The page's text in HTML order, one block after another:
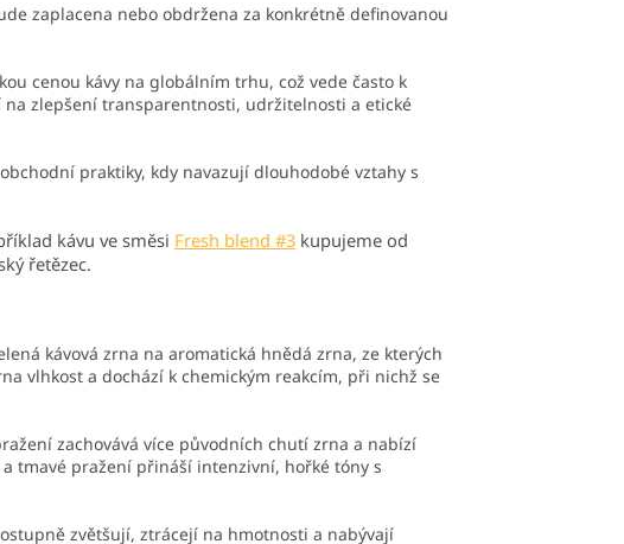
zaplacena nebo obdržena za konkrétně definovanou
cenou kávy na globálním trhu, což vede často k
zlepšení transparentnosti, udržitelnosti a etické
praktiky, kdy navazují dlouhodobé vztahy s
kávu ve směsi Fresh blend #3 kupujeme od
řetězec.
kávová zrna na aromatická hnědá zrna, ze kterých
vlhkost a dochází k chemickým reakcím, při nichž se
zachovává více původních chutí zrna a nabízí
tmavé pražení přináší intenzivní, hořké tóny s
zvětšují, ztrácejí na hmotnosti a nabývají